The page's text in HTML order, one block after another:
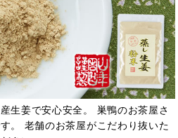
生姜で安心安全。 巣鴨のお茶屋さ
。 老舗のお茶屋がこだわり抜いた